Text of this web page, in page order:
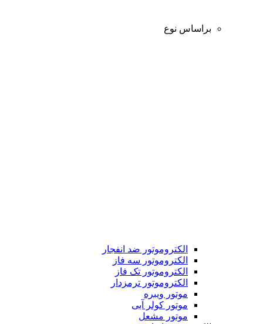
براساس نوع
الکتروموتور ضد انفجار
الکتروموتور سه فاز
الکتروموتور تک فاز
الکتروموتور ترمزدار
موتور ویبره
موتور کولر آبی
موتور مشعل